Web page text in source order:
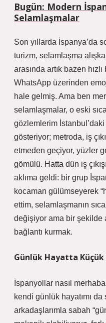
Bugün: Modern
Selamlaşmalar
Son yıllarda İspanya’da
turizm, selamlaşma
arasında artık bazen
WhatsApp üzerinden
hale gelmiş. Ama ben
selamlaşmalar, o eski
gözlemlerim
gösteriyor; metroda, iş
etmeden geçiyor, yüzler
gömülü. Hatta dün iş
aklıma geldi: bir grup
kocaman gülümseyerek
ettim, selamlaşmanın
değişiyor ama bir şekilde
bağlantı kurmak.
Günlük Hayatta
İspanyollar nasıl
kendi günlük hayatımı
arkadaşlarımla sabah